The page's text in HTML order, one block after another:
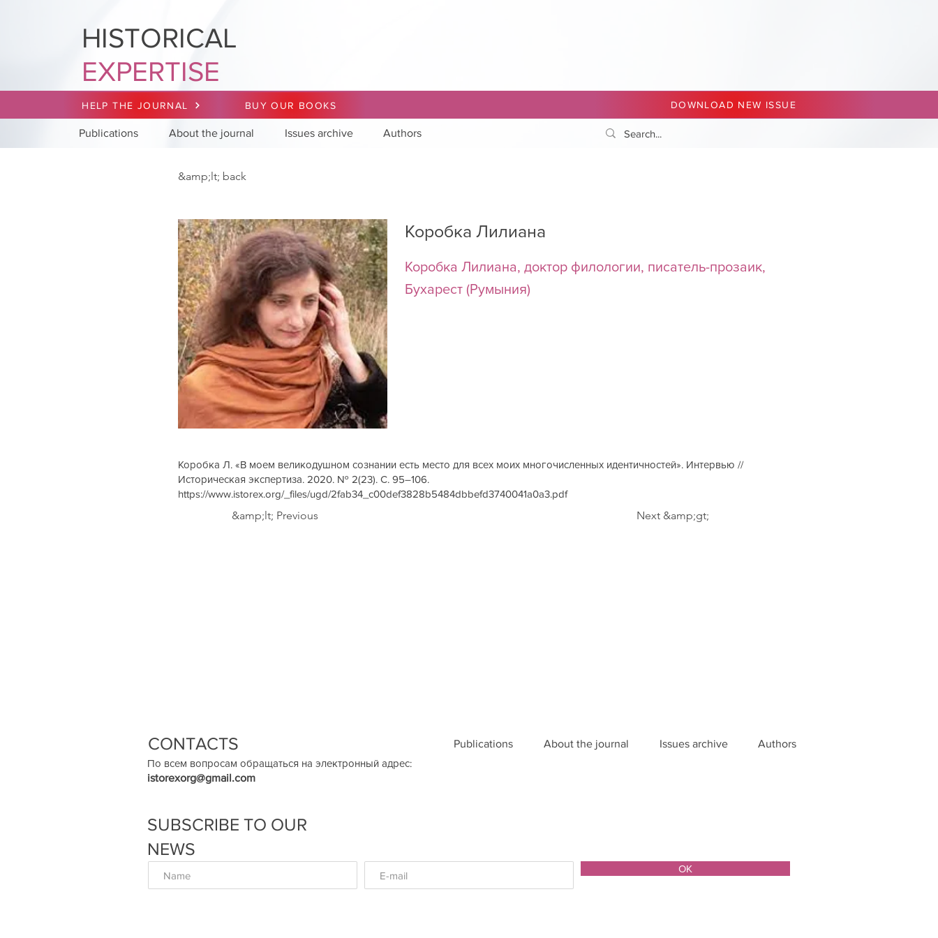
HISTORICAL
EXPERTISE
HELP THE JOURNAL BUY OUR BOOKS
Publications About the journal Issues archive Authors
DOWNLOAD NEW ISSUE
&amp;lt; back
Коробка Лилиана
Коробка Лилиана, доктор филологии, писатель-прозаик,
Бухарест (Румыния)
Коробка Л. «В моем великодушном сознании есть место для всех моих многочисленных идентичностей». Интервью //
Историческая экспертиза. 2020. № 2(23). С. 95–106.
https://www.istorex.org/_files/ugd/2fab34_c00def3828b5484dbbefd3740041a0a3.pdf
&amp;lt; Previous Next &amp;gt;
CONTACTS Publications About the journal Issues archive
Authors
По всем вопросам обращаться на электронный адрес:
istorexorg@gmail.com
SUBSCRIBE TO OUR
NEWS
ОК